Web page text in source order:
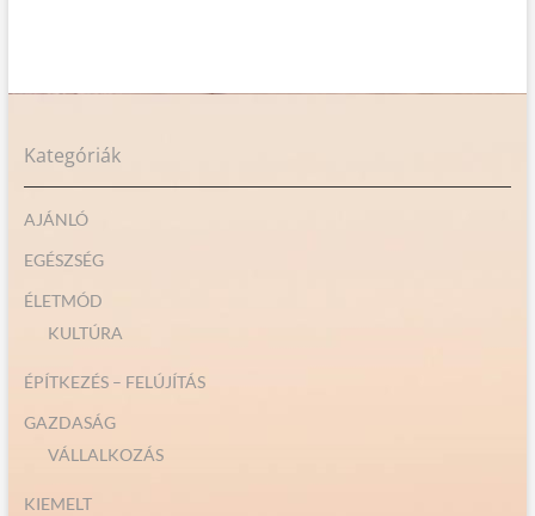
Kategóriák
AJÁNLÓ
EGÉSZSÉG
ÉLETMÓD
KULTÚRA
ÉPÍTKEZÉS – FELÚJÍTÁS
GAZDASÁG
VÁLLALKOZÁS
KIEMELT